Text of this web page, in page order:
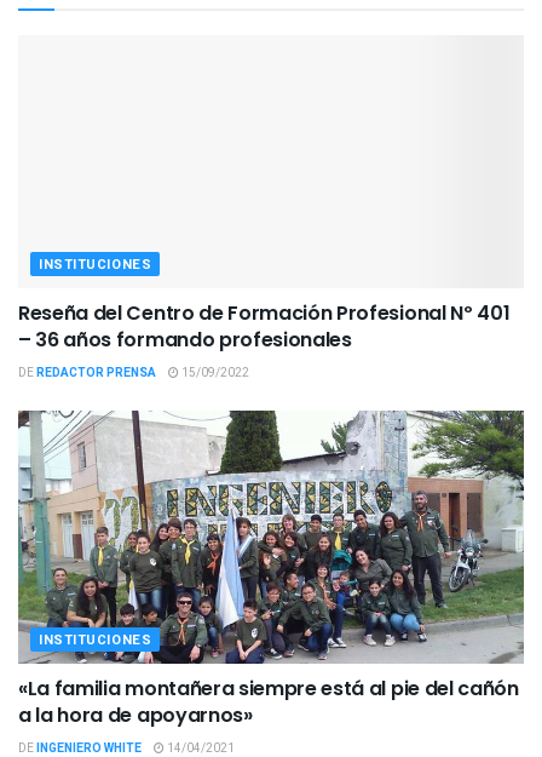
INSTITUCIONES
Reseña del Centro de Formación Profesional Nº 401
– 36 años formando profesionales
DEREDACTOR PRENSA 15/09/2022
INSTITUCIONES
«La familia montañera siempre está al pie del cañón
a la hora de apoyarnos»
DEINGENIERO WHITE 14/04/2021